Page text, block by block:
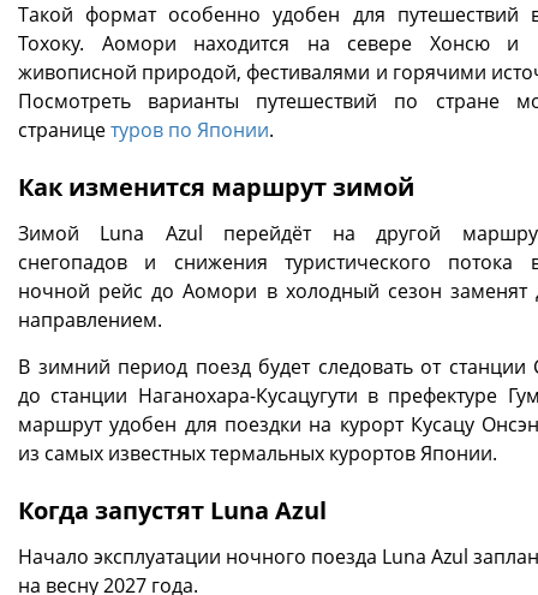
Такой формат особенно удобен для путешествий
Тохоку. Аомори находится на севере Хонсю и
живописной природой, фестивалями и горячими
Посмотреть варианты путешествий по стране
страницетуров по Японии.
Как изменится маршрут зимой
Зимой Luna Azul перейдёт на другой
снегопадов и снижения туристического потока
ночной рейс до Аомори в холодный сезон заменят
направлением.
В зимний период поезд будет следовать от станции
до станции Наганохара-Кусацугути в префектуре
маршрут удобен для поездки на курорт Кусацу
из самых известных термальных курортов Японии.
Когда запустят Luna Azul
Начало эксплуатации ночного поезда Luna Azul
на весну 2027 года.